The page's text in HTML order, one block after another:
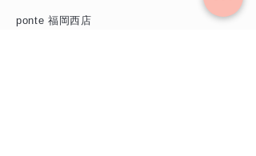
​ponte 福岡西店